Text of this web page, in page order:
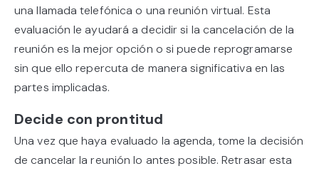
una llamada telefónica o una reunión virtual. Esta
evaluación le ayudará a decidir si la cancelación de la
reunión es la mejor opción o si puede reprogramarse
sin que ello repercuta de manera significativa en las
partes implicadas.
Decide con prontitud
Una vez que haya evaluado la agenda, tome la decisión
de cancelar la reunión lo antes posible. Retrasar esta